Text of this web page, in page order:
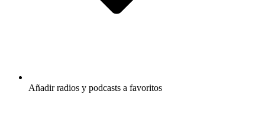
Añadir radios y podcasts a favoritos